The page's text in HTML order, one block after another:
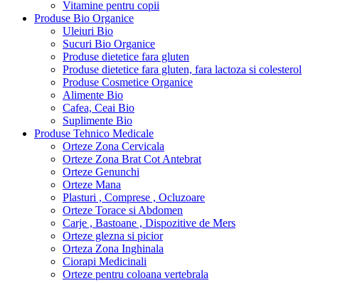
Vitamine pentru copii
Produse Bio Organice
Uleiuri Bio
Sucuri Bio Organice
Produse dietetice fara gluten
Produse dietetice fara gluten, fara lactoza si colesterol
Produse Cosmetice Organice
Alimente Bio
Cafea, Ceai Bio
Suplimente Bio
Produse Tehnico Medicale
Orteze Zona Cervicala
Orteze Zona Brat Cot Antebrat
Orteze Genunchi
Orteze Mana
Plasturi , Comprese , Ocluzoare
Orteze Torace si Abdomen
Carje , Bastoane , Dispozitive de Mers
Orteze glezna si picior
Orteza Zona Inghinala
Ciorapi Medicinali
Orteze pentru coloana vertebrala